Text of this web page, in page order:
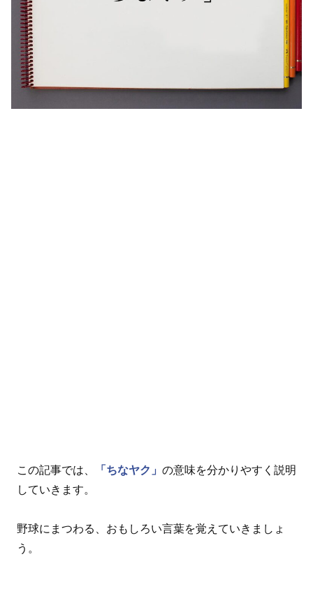
この記事では、 「ちなヤク」 の意味を分かりやすく説明
していきます。
野球にまつわる、おもしろい言葉を覚えていきましょ
う。